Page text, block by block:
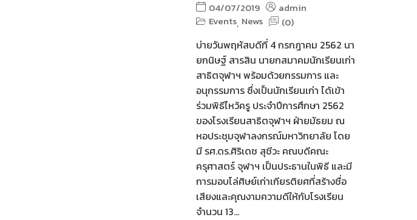
04/07/2019
admin
Events, News (0)
บ่ายวันพฤหัสบดีที่ 4 กรกฎาคม 2562 นา
ยกนิษฐ์ สารสิน นายกสมาคมนักเรียนเก่า
สาธิตจุฬาฯ พร้อมด้วยกรรมการ และ
อนุกรรมการ ซึ่งเป็นนักเรียนเก่า ได้เข้า
ร่วมพิธีไหว้ครู ประจำปีการศึกษา 2562
ของโรงเรียนสาธิตจุฬาฯ ฝ่ายมัธยม ณ
หอประชุมจุฬาลงกรณ์มหาวิทยาลัย โดย
มี รศ.ดร.ศิริเดช สุชีวะ คณบดีคณะ
ครุศาสตร์ จุฬาฯ เป็นประธานในพิธี และมี
การมอบโล่ศิษย์เก่าเกียรติยศที่สร้างชื่อ
เสียงและคุณงามความดีให้กับโรงเรียน
จำนวน 13...